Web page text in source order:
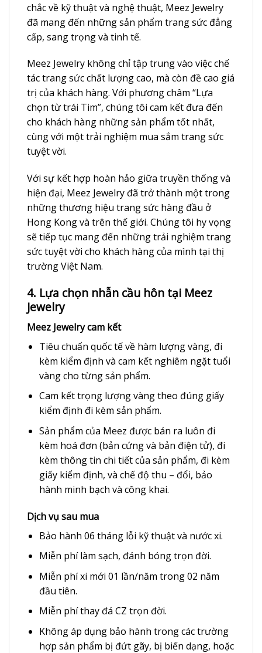
chắc về kỹ thuật và nghệ thuật, Meez Jewelry
đã mang đến những sản phẩm trang sức đẳng
cấp, sang trọng và tinh tế.
Meez Jewelry không chỉ tập trung vào việc chế
tác trang sức chất lượng cao, mà còn đề cao giá
trị của khách hàng. Với phương châm “Lựa
chọn từ trái Tim”, chúng tôi cam kết đưa đến
cho khách hàng những sản phẩm tốt nhất,
cùng với một trải nghiệm mua sắm trang sức
tuyệt vời.
Với sự kết hợp hoàn hảo giữa truyền thống và
hiện đại, Meez Jewelry đã trở thành một trong
những thương hiệu trang sức hàng đầu ở
Hong Kong và trên thế giới. Chúng tôi hy vọng
sẽ tiếp tục mang đến những trải nghiệm trang
sức tuyệt vời cho khách hàng của mình tại thị
trường Việt Nam.
4. Lựa chọn nhẫn cầu hôn tại Meez
Jewelry
Meez Jewelry cam kết
Tiêu chuẩn quốc tế về hàm lượng vàng, đi
kèm kiểm định và cam kết nghiêm ngặt tuổi
vàng cho từng sản phẩm.
Cam kết trọng lượng vàng theo đúng giấy
kiểm định đi kèm sản phẩm.
Sản phẩm của Meez được bán ra luôn đi
kèm hoá đơn (bản cứng và bản điện tử), đi
kèm thông tin chi tiết của sản phẩm, đi kèm
giấy kiểm định, và chế độ thu – đổi, bảo
hành minh bạch và công khai.
Dịch vụ sau mua
Bảo hành 06 tháng lỗi kỹ thuật và nước xi.
Miễn phí làm sạch, đánh bóng trọn đời.
Miễn phí xi mới 01 lần/năm trong 02 năm
đầu tiên.
Miễn phí thay đá CZ trọn đời.
Không áp dụng bảo hành trong các trường
hợp sản phẩm bị đứt gãy, bị biến dạng, hoặc